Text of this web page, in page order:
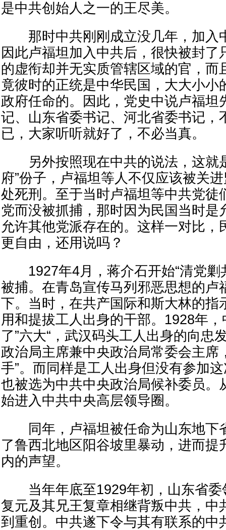
是中共创始人之一的王尽美。
那时中共刚刚成立没几年，加入
因此卢福坦加入中共后，很快被封了
的虚衔却并无实质管辖区域的官，而
竟彼时的正统是中华民国，大大小小
政府任命的。因此，党史中说卢福坦
记、山东省委书记、河北省委书记，
已，大家听听就好了，不必当真。
另外按照现在中共的说法，这就
府”份子，卢福坦等人不仅应该被关
处死刑。至于当时卢福坦等中共党徒
党而没被抓捕，那时因为民国当时是
允许其他党派存在的。这样一对比，
更自由，还用说吗？
1927年4月，蒋介石开始“清党剿
被捕。在青岛宣传马列邪恶思想的卢
下。当时，在共产国际和斯大林的指
用和提拔工人出身的干部。1928年
了”六大“，武汉码头工人出身的向忠
政治局主席兼中央政治局常委会主席
手”。而同样是工人出身但没有参加
也被选为中共中央政治局候补委员。
始进入中共中央高层领导圈。
同年，卢福坦被任命为山东地下
了鲁西北地区阳谷坡里暴动，进而提
内的声望。
当年年底至1929年初，山东省委
复元及其兄王复章相继背叛中共，中
到重创。中共遂下令与其有联系的中